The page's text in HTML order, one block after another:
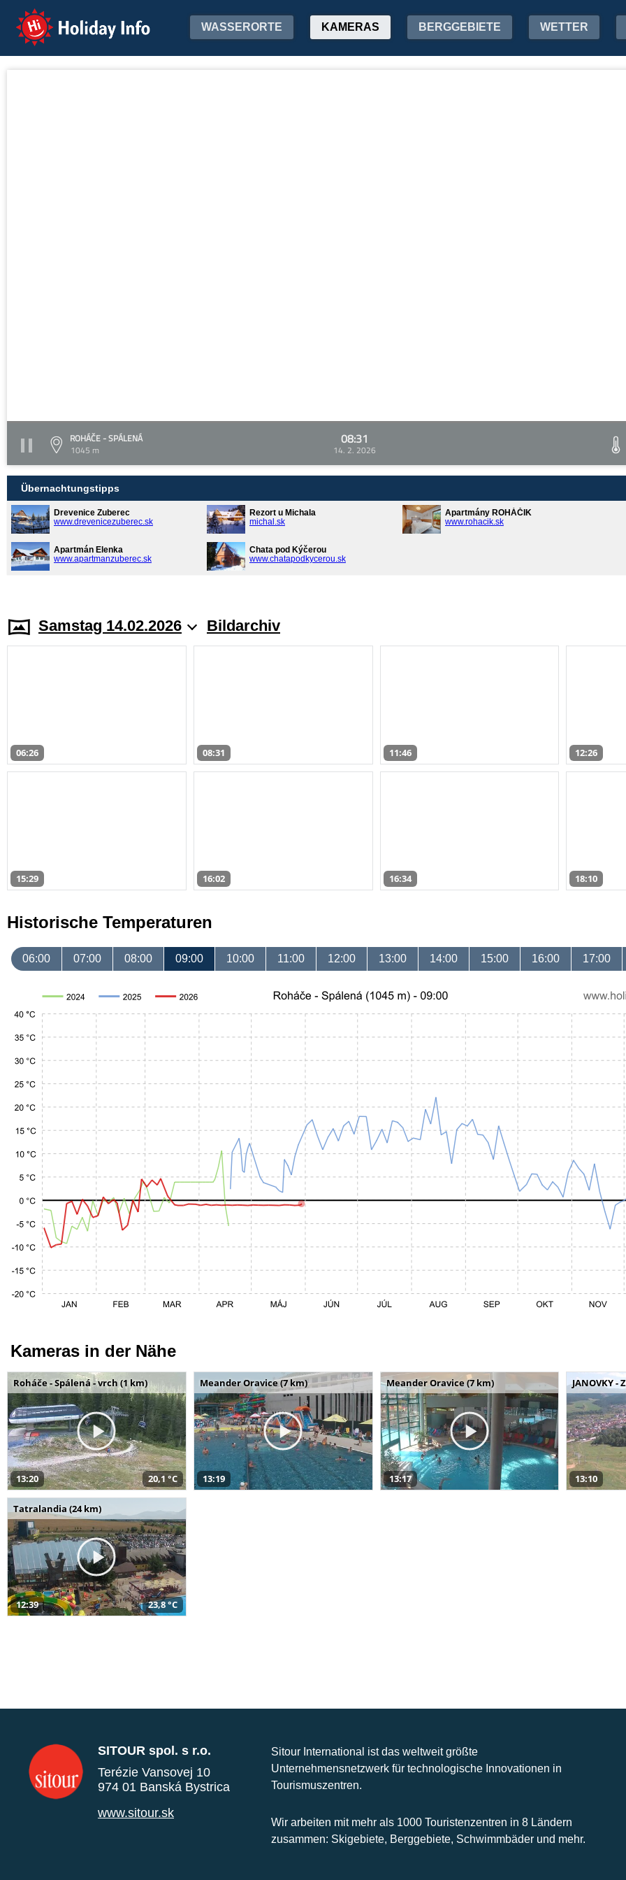
Holiday Info WASSERORTE KAMERAS BERGGEBIETE WETTER
ROHÁČE - SPÁLENÁ
1045 m
08:31
14. 2. 2026
Übernachtungstipps
Drevenice Zuberec
www.drevenicezuberec.sk
Rezort u Michala
michal.sk
Apartmány ROHÁČIK
www.rohacik.sk
Apartmán Elenka
www.apartmanzuberec.sk
Chata pod Kýčerou
www.chatapodkycerou.sk
Samstag 14.02.2026 Bildarchiv
06:26 08:31 11:46 12:26
15:29 16:02 16:34 18:10
Historische Temperaturen
06:00 07:00 08:00 09:00 10:00 11:00 12:00 13:00 14:00 15:00 16:00 17:00
Kameras in der Nähe
Roháče - Spálená - vrch (1 km)
13:20 20,1 °C
Meander Oravice (7 km)
13:19
Meander Oravice (7 km)
13:17
JANOVKY -
13:10
Tatralandia (24 km)
12:39 23,8 °C
SITOUR spol. s r.o.
Terézie Vansovej 10
974 01 Banská Bystrica
www.sitour.sk
Sitour International ist das weltweit größte
Unternehmensnetzwerk für technologische Innovationen in
Tourismuszentren.
Wir arbeiten mit mehr als 1000 Touristenzentren in 8 Ländern
zusammen: Skigebiete, Berggebiete, Schwimmbäder und mehr.